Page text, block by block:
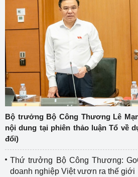
Bộ trưởng Bộ Công Thương Lê
nội dung tại phiên thảo luận Tổ về
đổi)
Thứ trưởng Bộ Công Thương:
doanh nghiệp Việt vươn ra thế giới